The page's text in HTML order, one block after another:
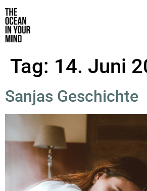
Tag: 14. Juni
Sanjas Geschichte